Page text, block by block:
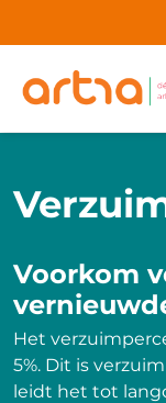
Voorkom
Het
5%. Dit is
leidt het tot